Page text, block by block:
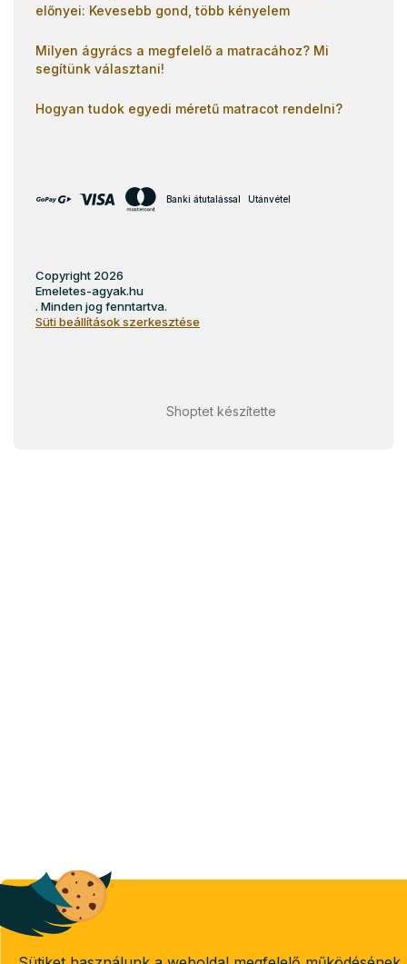
előnyei: Kevesebb gond, több kényelem
Milyen ágyrács a megfelelő a matracához? Mi
segítünk választani!
Hogyan tudok egyedi méretű matracot rendelni?
Banki átutalással Utánvétel
Shoptet készítette
Copyright 2026
Emeletes-agyak.hu
. Minden jog fenntartva.
Süti beállítások szerkesztése